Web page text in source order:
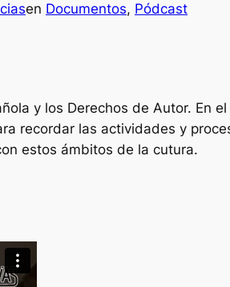
en Documentos, Pódcast
y los Derechos de Autor. En
recordar las actividades y
estos ámbitos de la cutura.